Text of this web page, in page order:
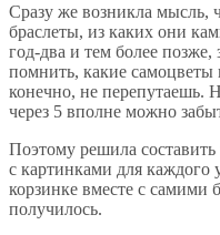
Сразу же возникла мысль,
браслеты, из каких они
год-два и тем более позже,
помнить, какие самоцветы
конечно, не перепутаешь.
через 5 вполне можно
Поэтому решила
с картинками для каждого
корзинке вместе с самими
получилось.